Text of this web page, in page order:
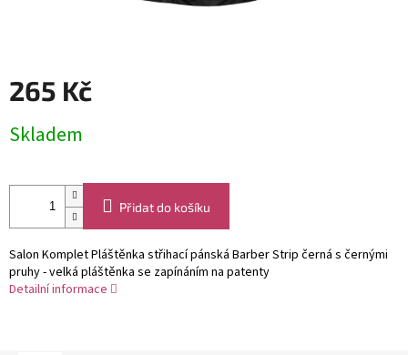
265 Kč
cena:
Skladem
Přidat do košíku
Salon Komplet Pláštěnka střihací pánská Barber Strip černá s černými
pruhy - velká pláštěnka se zapínáním na patenty
Detailní informace